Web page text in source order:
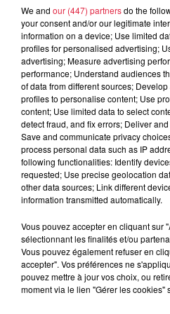
À découvrir
We and our (447) partnersdo the
your consent and/or our legitimate
information on a device; Use limited
profiles for personalised advertising;
advertising; Measure advertising
performance; Understand audiences
of data from different sources;
profiles to personalise content; Use
content; Use limited data to select
detect fraud, and fix errors; Deliver
Save and communicate privacy
process personal data such as IP
following functionalities: Identify
requested; Use precise geolocation
other data sources; Link different
information transmitted automatically.
Vous pouvez accepter en cliquant sur
sélectionnant les finalités et/ou
Vous pouvez également refuser en
accepter". Vos préférences ne
pouvez mettre à jour vos choix, ou
moment via le lien "Gérer les cookies"